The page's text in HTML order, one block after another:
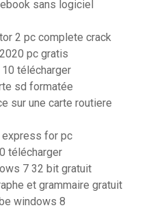
sans logiciel
2 pc complete crack
pc gratis
télécharger
sd formatée
sur une carte routiere
express for pc
télécharger
7 32 bit gratuit
et grammaire gratuit
windows 8